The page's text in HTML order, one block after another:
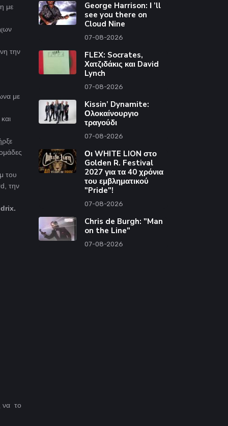
με
την
με
του
την
να το
George Harrison: Ι ’ll
see you there on
Cloud Nine
07-08-2026
FLEX: Socrates,
Χατζιδάκις και David
Lynch
07-08-2026
Kissin’ Dynamite:
Ολοκαίνουργιο
τραγούδι
07-08-2026
Οι WHITE LION στο
Golden R. Festival
2027 για τα 40 χρόνια
του εμβληματικού
"Pride"!
07-08-2026
Chris de Burgh: "Man
on the Line"
07-08-2026